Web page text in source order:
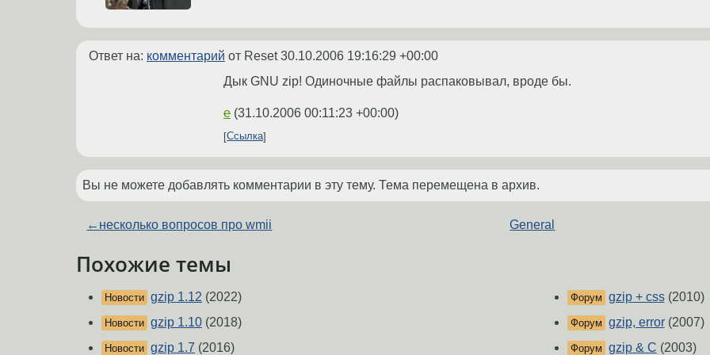
Ответ на: комментарий от Reset30.10.2006 19:16:29 +00:00
Дык GNU zip! Одиночные файлы распаковывал, вроде бы.
e (31.10.2006 00:11:23 +00:00)
Ссылка
Вы не можете добавлять комментарии в эту тему. Тема перемещена в архив.
← несколько вопросов про wmii General
Похожие темы
Новости gzip 1.12 (2022)
Новости gzip 1.10 (2018)
Новости gzip 1.7 (2016)
Форум gzip + css(2010)
Форум gzip, error(2007)
Форум gzip & C (2003)